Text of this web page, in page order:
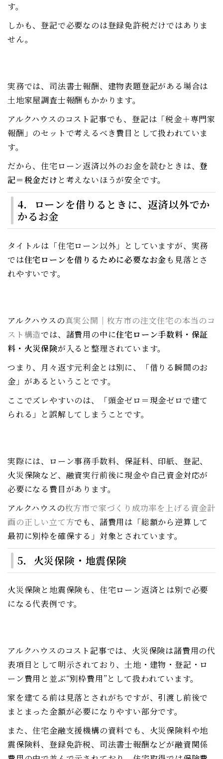
す。
しかも、登記で必要なのは登録免許税だけではありま
せん。
実務では、司法書士報酬、建物表題登記がある場合は
土地家屋調査士報酬もかかります。
アルクハウスのコスト記事でも、登記は「税金＋専門家
報酬」のセットで考えるべき費目として扱われていま
す。
だから、住宅ローン返済以外のお金を読むときは、登
記＝税金だけ と考えないほうが安全です。
4．ローンを借りるときに、返済以外でか
かるお金
タイトルは「住宅ローン以外」としていますが、実務
では住宅ローンを借りるために必要なお金も見落とさ
れやすいです。
アルクハウスの真実公開｜枚方市の注文住宅の本当のコ
スト構造では、諸費用の中に住宅ローン手数料・保証
料・火災保険が入ると整理されています。
つまり、月々返す元利金とは別に、「借りる瞬間のお
金」があるということです。
ここでズレやすいのは、「頭金ゼロ＝現金ゼロで建て
られる」と誤解してしまうことです。
実際には、ローン事務手数料、保証料、印紙、登記、
火災保険など、融資実行前後に現金や自己資金対応が
必要になる費目があります。
アルクハウスの枚方市で家づくり成功率を上げる資金計
画の正しい立て方でも、諸費用は「総額から逆算して
最初に別枠を確保する」対象とされています。
5．火災保険・地震保険
火災保険と地震保険も、住宅ローン返済とは別で必要
になる代表例です。
アルクハウスのコスト記事では、火災保険は諸費用の代
表項目として明示されており、土地・建物・登記・ロ
ーン費用と並ぶ“別枠費用”として扱われています。
家を建てる前は見落とされがちですが、引渡し前後で
まとまった金額が必要になりやすい部分です。
また、住宅金融支援機構の資料でも、火災保険料や地
震保険料、登録免許税、司法書士報酬などが融資関係